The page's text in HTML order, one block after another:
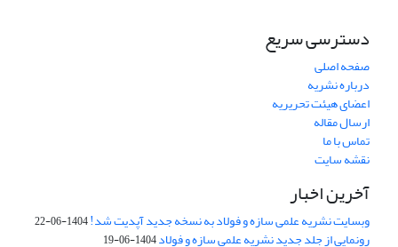
دسترسی سریع
صفحه اصلی
درباره نشریه
اعضای هیئت تحریریه
ارسال مقاله
تماس با ما
نقشه سایت
آخرین اخبار
وبسایت نشریه علمی سازه و فولاد به نسخه جدید آپدیت شد!1404-06-22
رونمایی از جلد جدید نشریه علمی سازه و فولاد1404-06-19